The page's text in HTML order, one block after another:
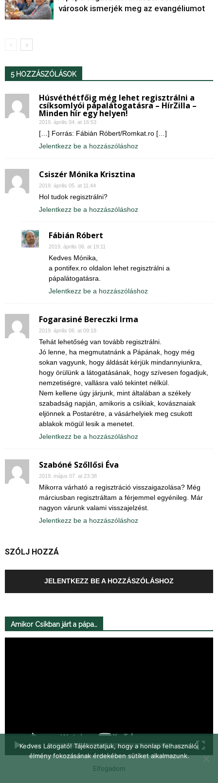
városok ismerjék meg az evangéliumot
5 HOZZÁSZÓLÁSOK
Húsvéthétfőig még lehet regisztrálni a
csíksomlyói pápalátogatásra – HírZilla –
Minden hír egy helyen!
2019. április 04. at 16:53
[…] Forrás: Fábián Róbert/Romkat.ro […]
Jelentkezz be a hozzászóláshoz
Csiszér Mónika Krisztina
2019. április 05. at 11:44
Hol tudok regisztrálni?
Jelentkezz be a hozzászóláshoz
Fábián Róbert
2019. április 06. at 19:11
Kedves Mónika,
a pontifex.ro oldalon lehet regisztrálni a
pápalátogatásra.
Jelentkezz be a hozzászóláshoz
Fogarasiné Bereczki Irma
2019. április 06. at 09:18
Tehát lehetőség van tovább regisztrálni.
Jó lenne, ha megmutatnánk a Pápának, hogy még
sokan vagyunk, hogy áldását kérjük mindannyiunkra,
hogy örülünk a látogatásának, hogy szívesen fogadjuk,
nemzetiségre, vallásra való tekintet nélkül.
Nem kellene úgy járjunk, mint általában a székely
szabadság napján, amikoris a csíkiak, kovásznaiak
eljönnek a Postarétre, a vásárhelyiek meg csukott
ablakok mögül lesik a menetet.
Jelentkezz be a hozzászóláshoz
Szabóné Szőllősi Éva
2019. május 07. at 23:38
Mikorra várható a regisztráció visszaigazolása? Még
márciusban regisztráltam a férjemmel egyénileg. Már
nagyon várunk valami visszajelzést.
Jelentkezz be a hozzászóláshoz
SZÓLJ HOZZÁ
JELENTKEZZ BE A HOZZÁSZÓLÁSHOZ
Amikor Csíkban járt a pápa…
00:00 35:02
Kedves Látogató! Tájékoztatjuk, hogy a honlap felhasználói
élmény fokozásának érdekében sütiket alkalmazunk.
Elfogadom